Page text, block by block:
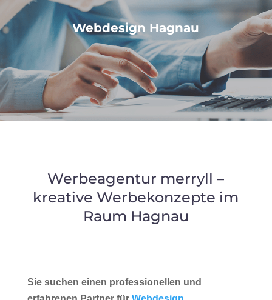
Webdesign Hagnau
Werbeagentur merryll –
kreative Werbekonzepte im
Raum Hagnau
Sie suchen einen professionellen und